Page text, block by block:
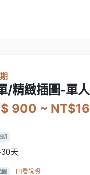
/精緻插圖-單人
900 ~
期
天
圍 [?]看說明